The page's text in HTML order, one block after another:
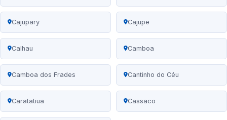
Cajupary Cajupe
Calhau Camboa
Camboa dos Frades Cantinho do Céu
Caratatiua Cassaco